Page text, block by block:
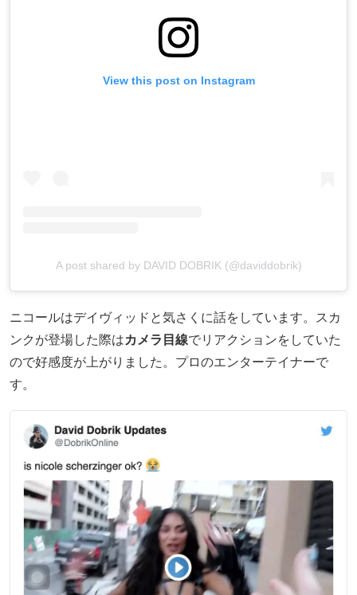
View this post on Instagram
A post shared by DAVID DOBRIK (@daviddobrik)
ニコールはデイヴィッドと気さくに話をしています。スカ
ンクが登場した際はカメラ目線でリアクションをしていた
ので好感度が上がりました。プロのエンターテイナーで
す。